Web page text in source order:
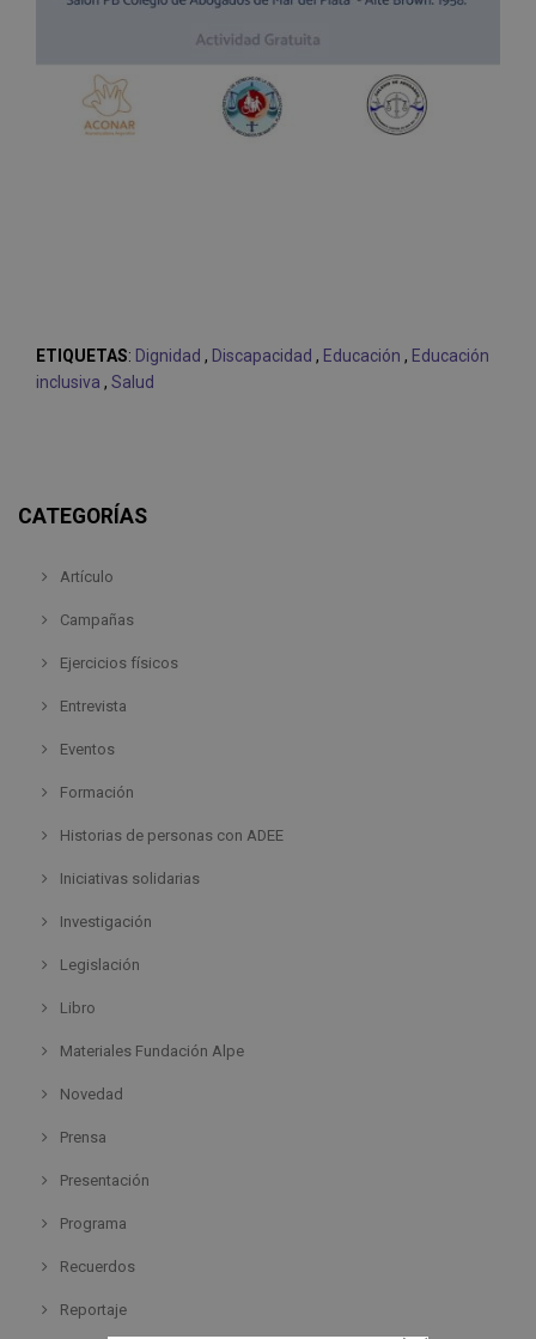
ETIQUETAS: Dignidad , Discapacidad , Educación , Educación
inclusiva , Salud
CATEGORÍAS
Artículo
Campañas
Ejercicios físicos
Entrevista
Eventos
Formación
Historias de personas con ADEE
Iniciativas solidarias
Investigación
Legislación
Libro
Materiales Fundación Alpe
Novedad
Prensa
Presentación
Programa
Recuerdos
Reportaje